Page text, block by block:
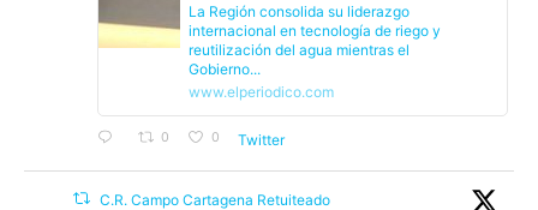
La Región consolida su liderazgo
internacional en tecnología de riego y
reutilización del agua mientras el
Gobierno...
www.elperiodico.com
0 0 Twitter
C.R. Campo Cartagena Retuiteado